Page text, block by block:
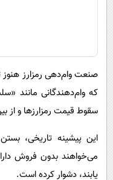
که وام‌دهندگانی مانند
سقوط قیمت رمزارزها و از
این پیشینه تاریخی،
می‌خواهند بدون فروش
یابند، دشوار کرده است.